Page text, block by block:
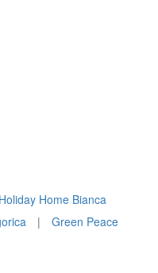
Holiday Home Bianca
|
Green Peace